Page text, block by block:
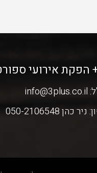
info@3plus.co.il
ניר כהן 050-2106548